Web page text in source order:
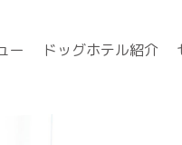
ー ドッグホテル紹介